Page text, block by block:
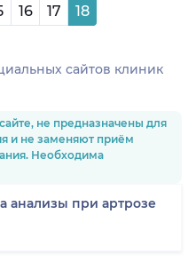
16 17 18
сайтов клиник
не предназначены для
и не заменяют приём
Необходима
анализы при артрозе